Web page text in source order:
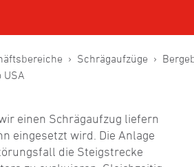
Schrägaufzüge
USA
einen Schrägaufzug liefern
eingesetzt wird. Die Anlage
die Steigstrecke